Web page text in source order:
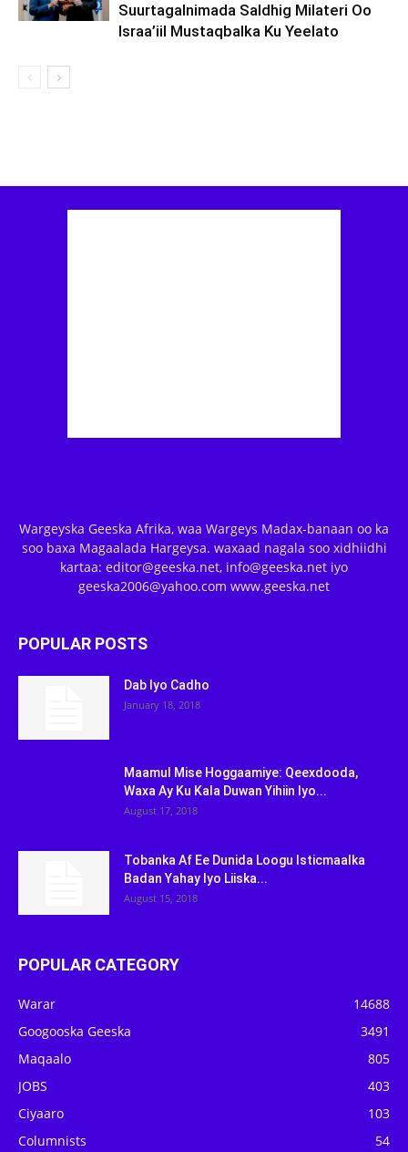
Suurtagalnimada Saldhig Milateri Oo
Israa’iil Mustaqbalka Ku Yeelato
Wargeyska Geeska Afrika, waa Wargeys Madax-banaan oo ka
soo baxa Magaalada Hargeysa. waxaad nagala soo xidhiidhi
kartaa: editor@geeska.net, info@geeska.net iyo
geeska2006@yahoo.com www.geeska.net
POPULAR POSTS
Dab Iyo Cadho
January 18, 2018
Maamul Mise Hoggaamiye: Qeexdooda,
Waxa Ay Ku Kala Duwan Yihiin Iyo...
August 17, 2018
Tobanka Af Ee Dunida Loogu Isticmaalka
Badan Yahay Iyo Liiska...
August 15, 2018
POPULAR CATEGORY
Warar
14688
Googooska Geeska
3491
Maqaalo
805
JOBS
403
Ciyaaro
103
Columnists
54